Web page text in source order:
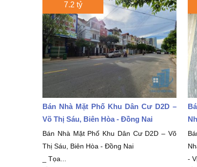
7.2 tỷ
Bán Nhà Mặt Phố Khu Dân Cư D2D –
Võ Thị Sáu, Biên Hòa - Đồng Nai
Bán Nhà Mặt Phố Khu Dân Cư D2D – Võ
Thị Sáu, Biên Hòa - Đồng Nai
_ Tọa...
-